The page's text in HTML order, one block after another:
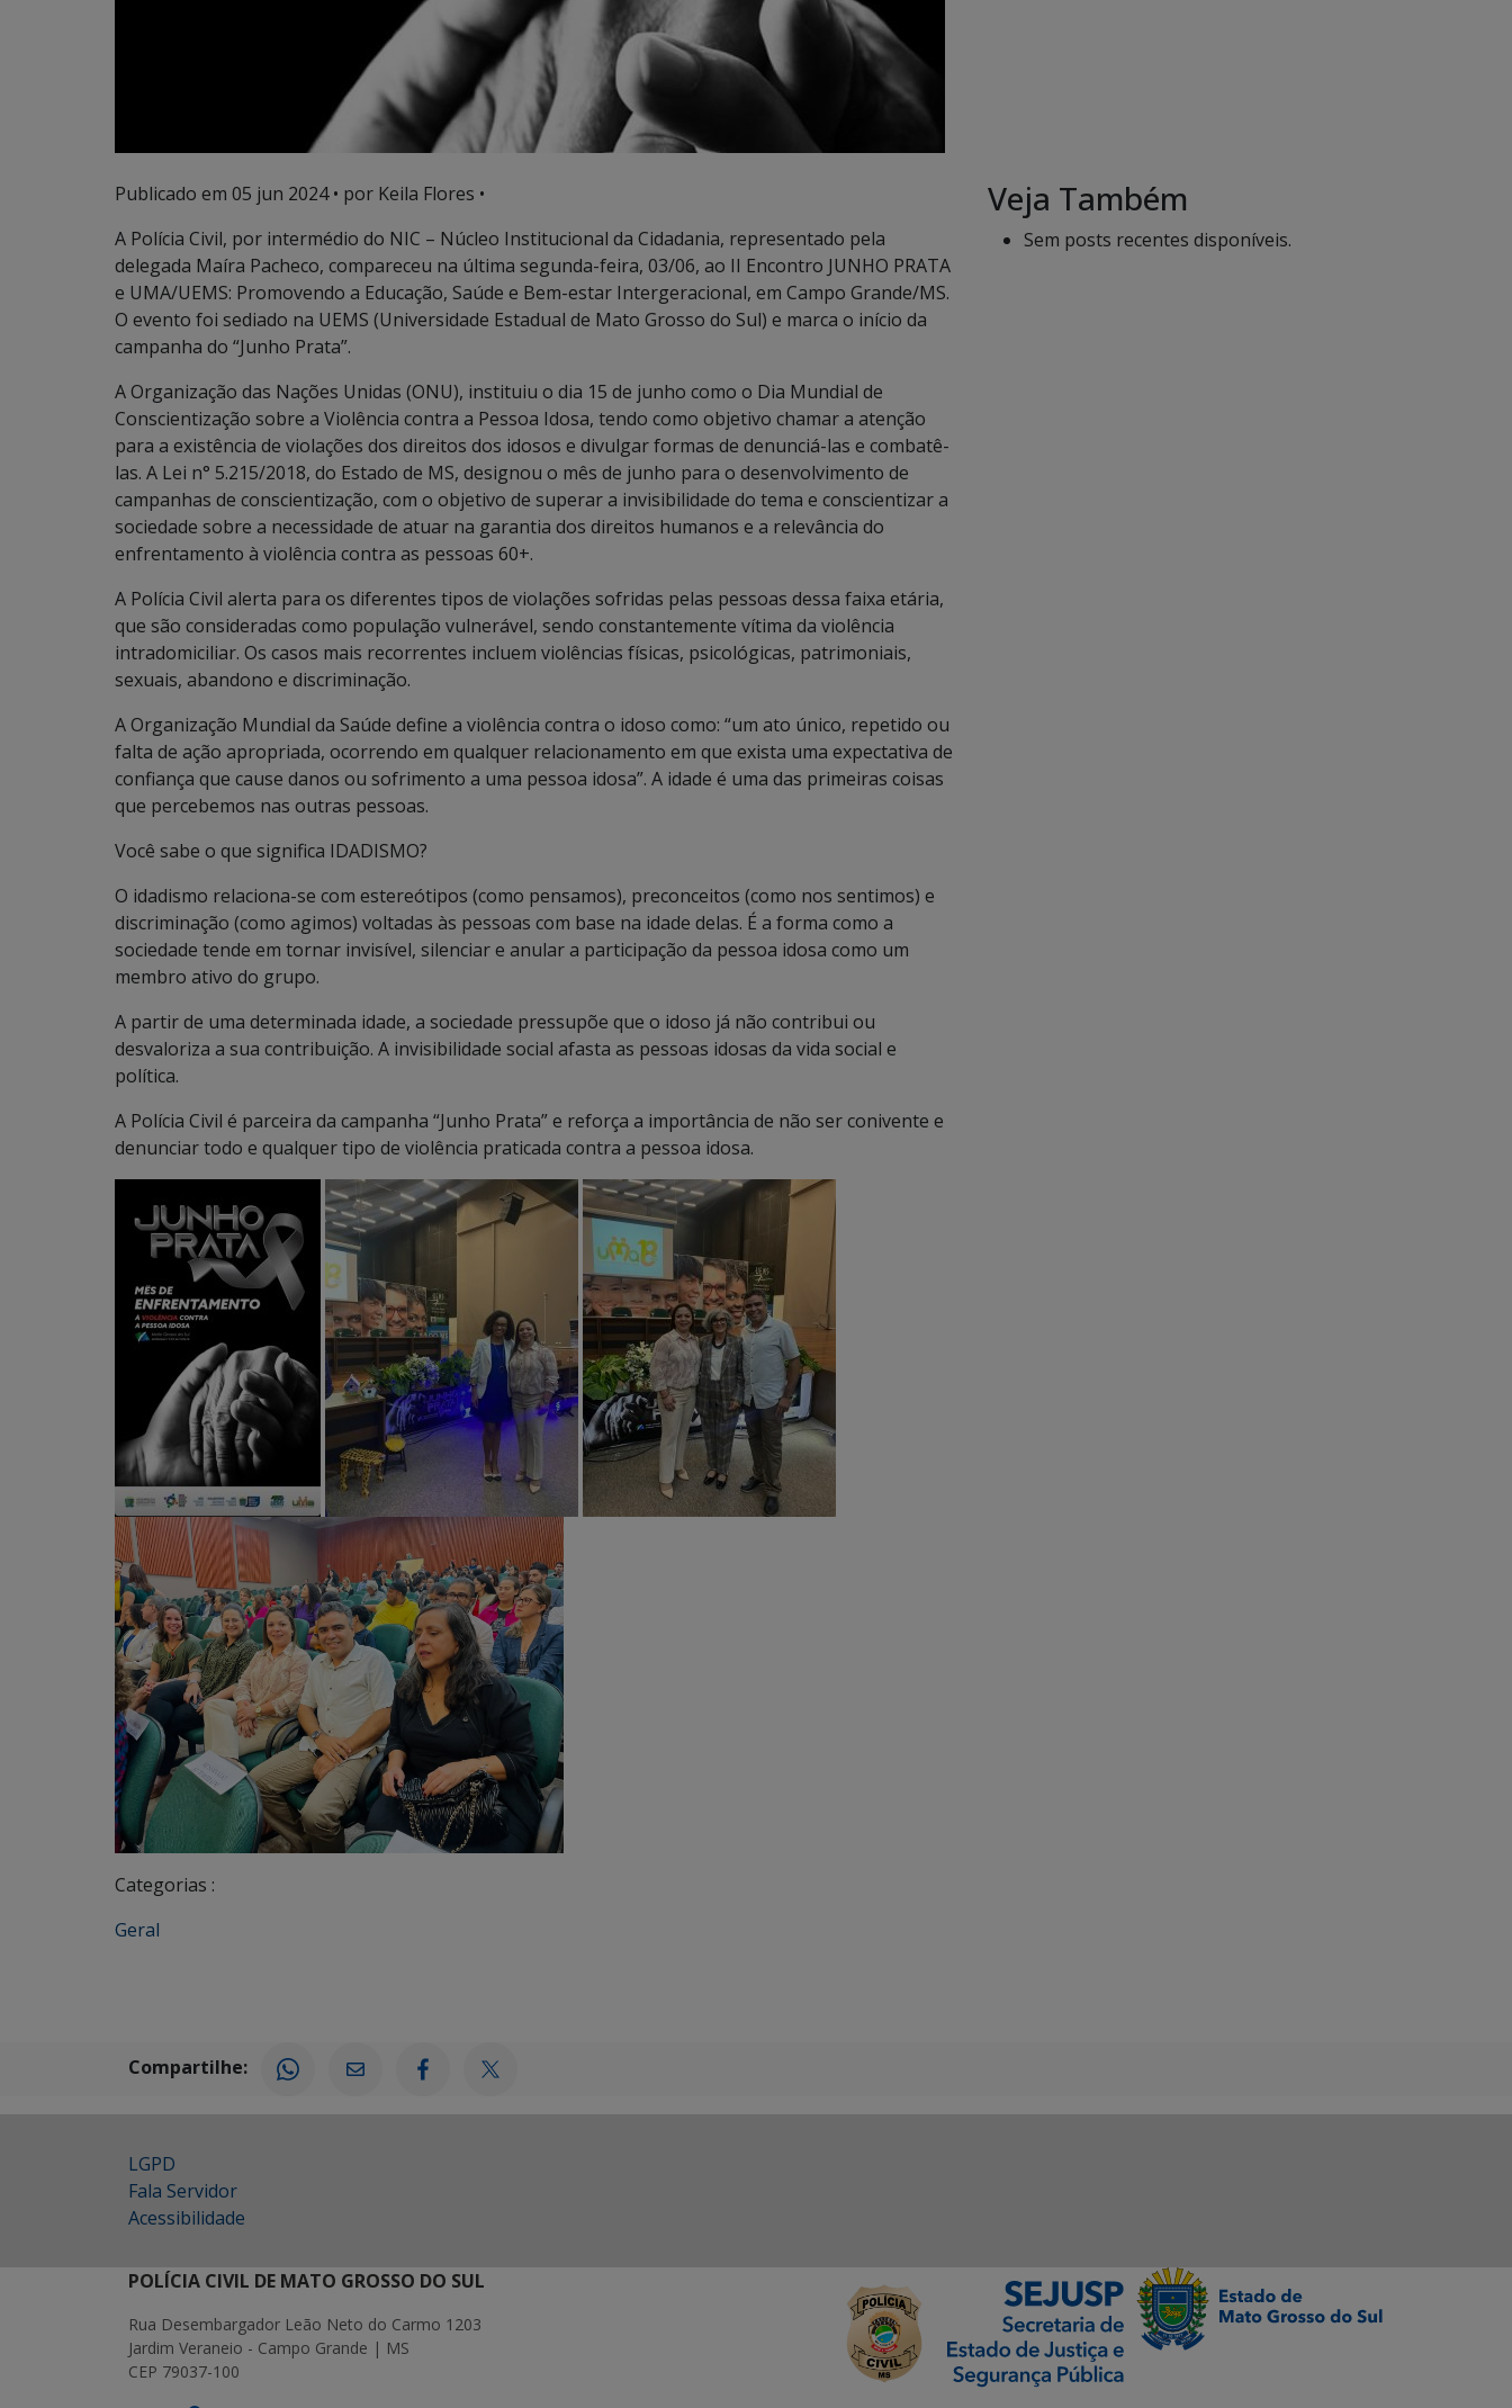
Publicado em 05 jun 2024• por Keila Flores •
A Polícia Civil, por intermédio do NIC – Núcleo Institucional da Cidadania, representado pela
delegada Maíra Pacheco, compareceu na última segunda-feira, 03/06, ao II Encontro JUNHO PRATA
e UMA/UEMS: Promovendo a Educação, Saúde e Bem-estar Intergeracional, em Campo Grande/MS.
O evento foi sediado na UEMS (Universidade Estadual de Mato Grosso do Sul) e marca o início da
campanha do “Junho Prata”.
A Organização das Nações Unidas (ONU), instituiu o dia 15 de junho como o Dia Mundial de
Conscientização sobre a Violência contra a Pessoa Idosa, tendo como objetivo chamar a atenção
para a existência de violações dos direitos dos idosos e divulgar formas de denunciá-las e combatê-
las. A Lei n° 5.215/2018, do Estado de MS, designou o mês de junho para o desenvolvimento de
campanhas de conscientização, com o objetivo de superar a invisibilidade do tema e conscientizar a
sociedade sobre a necessidade de atuar na garantia dos direitos humanos e a relevância do
enfrentamento à violência contra as pessoas 60+.
A Polícia Civil alerta para os diferentes tipos de violações sofridas pelas pessoas dessa faixa etária,
que são consideradas como população vulnerável, sendo constantemente vítima da violência
intradomiciliar. Os casos mais recorrentes incluem violências físicas, psicológicas, patrimoniais,
sexuais, abandono e discriminação.
A Organização Mundial da Saúde define a violência contra o idoso como: “um ato único, repetido ou
falta de ação apropriada, ocorrendo em qualquer relacionamento em que exista uma expectativa de
confiança que cause danos ou sofrimento a uma pessoa idosa”. A idade é uma das primeiras coisas
que percebemos nas outras pessoas.
Você sabe o que significa IDADISMO?
O idadismo relaciona-se com estereótipos (como pensamos), preconceitos (como nos sentimos) e
discriminação (como agimos) voltadas às pessoas com base na idade delas. É a forma como a
sociedade tende em tornar invisível, silenciar e anular a participação da pessoa idosa como um
membro ativo do grupo.
A partir de uma determinada idade, a sociedade pressupõe que o idoso já não contribui ou
desvaloriza a sua contribuição. A invisibilidade social afasta as pessoas idosas da vida social e
política.
A Polícia Civil é parceira da campanha “Junho Prata” e reforça a importância de não ser conivente e
denunciar todo e qualquer tipo de violência praticada contra a pessoa idosa.
Categorias :
Geral
Veja Também
Sem posts recentes disponíveis.
Compartilhe:
LGPD
Fala Servidor
Acessibilidade
POLÍCIA CIVIL DE MATO GROSSO DO SUL
Rua Desembargador Leão Neto do Carmo 1203
Jardim Veraneio - Campo Grande | MS
CEP 79037-100